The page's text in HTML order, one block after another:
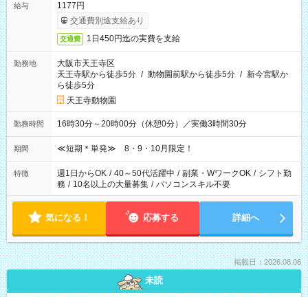
給与
1177円
交通費別途支給あり
交通費 1日450円迄の実費を支給
勤務地
大阪市天王寺区
天王寺駅から徒歩5分 / 動物園前駅から徒歩5分 / 新今宮駅か
ら徒歩5分
天王寺動物園
勤務時間 16時30分～20時00分（休憩0分）／実働3時間30分
期間 ≪短期＊単発≫ 8・9・10月限定！
特徴 週1日からOK / 40～50代活躍中 / 副業・WワークOK / シフト勤
務 / 10名以上の大量募集 / パソコンスキル不要
気になる！ 応募する 詳細へ
掲載日：2026.08.06
未読